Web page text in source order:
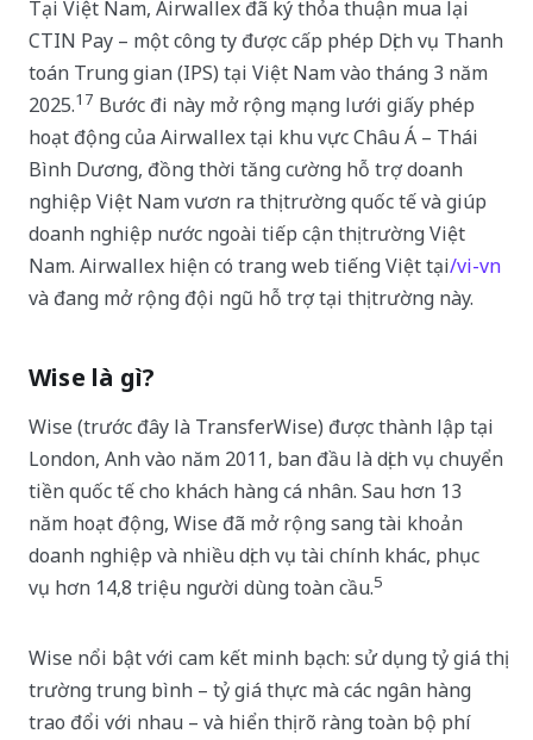
Tại Việt Nam, Airwallex đã ký thỏa thuận mua lại
CTIN Pay – một công ty được cấp phép Dịch vụ Thanh
toán Trung gian (IPS) tại Việt Nam vào tháng 3 năm
2025.17 Bước đi này mở rộng mạng lưới giấy phép
hoạt động của Airwallex tại khu vực Châu Á – Thái
Bình Dương, đồng thời tăng cường hỗ trợ doanh
nghiệp Việt Nam vươn ra thị trường quốc tế và giúp
doanh nghiệp nước ngoài tiếp cận thị trường Việt
Nam. Airwallex hiện có trang web tiếng Việt tại/vi-vn
và đang mở rộng đội ngũ hỗ trợ tại thị trường này.
Wise là gì?
Wise (trước đây là TransferWise) được thành lập tại
London, Anh vào năm 2011, ban đầu là dịch vụ chuyển
tiền quốc tế cho khách hàng cá nhân. Sau hơn 13
năm hoạt động, Wise đã mở rộng sang tài khoản
doanh nghiệp và nhiều dịch vụ tài chính khác, phục
vụ hơn 14,8 triệu người dùng toàn cầu.5
Wise nổi bật với cam kết minh bạch: sử dụng tỷ giá thị
trường trung bình – tỷ giá thực mà các ngân hàng
trao đổi với nhau – và hiển thị rõ ràng toàn bộ phí